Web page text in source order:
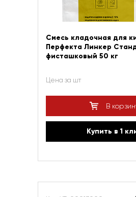
Смесь кладочная для
Перфекта Линкер
фисташковый 50 кг
Цена за шт
В
Купить в 1